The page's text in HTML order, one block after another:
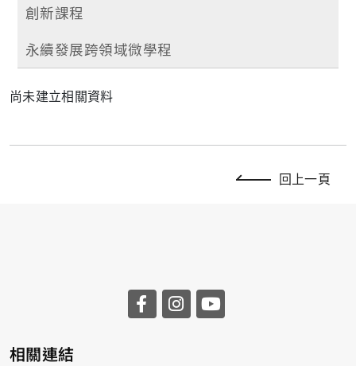
創新課程
永續發展跨領域微學程
尚未建立相關資料
回上一頁
相關連結